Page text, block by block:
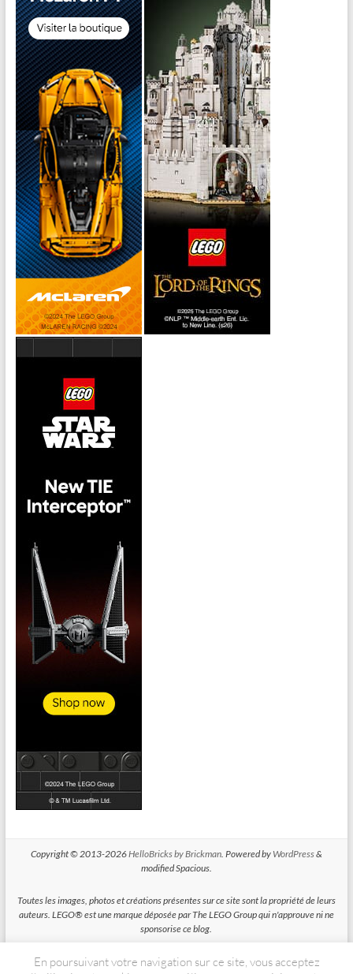
Copyright © 2013-2026HelloBricks by Brickman. Powered by WordPress&
modified Spacious.
Toutes les images, photos et créations présentes sur ce site sont la propriété de leurs
auteurs. LEGO® est une marque déposée par The LEGO Group qui n'approuve ni ne
sponsorise ce blog.
HelloBricks participe au Programme Partenaires d'Amazon EU, un programme
En poursuivant votre navigation sur ce site, vous acceptez